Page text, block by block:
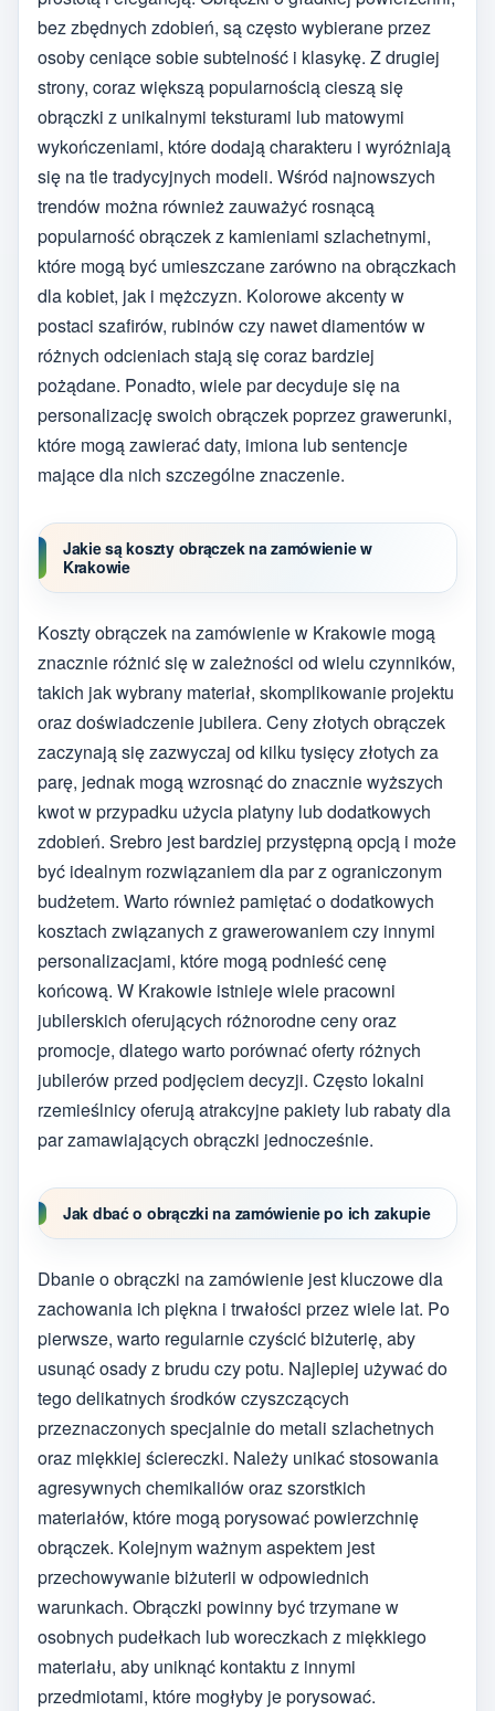
bez zbędnych zdobień, są często wybierane przez
osoby ceniące sobie subtelność i klasykę. Z drugiej
strony, coraz większą popularnością cieszą się
obrączki z unikalnymi teksturami lub matowymi
wykończeniami, które dodają charakteru i wyróżniają
się na tle tradycyjnych modeli. Wśród najnowszych
trendów można również zauważyć rosnącą
popularność obrączek z kamieniami szlachetnymi,
które mogą być umieszczane zarówno na obrączkach
dla kobiet, jak i mężczyzn. Kolorowe akcenty w
postaci szafirów, rubinów czy nawet diamentów w
różnych odcieniach stają się coraz bardziej
pożądane. Ponadto, wiele par decyduje się na
personalizację swoich obrączek poprzez grawerunki,
które mogą zawierać daty, imiona lub sentencje
mające dla nich szczególne znaczenie.
Jakie są koszty obrączek na zamówienie w
Krakowie
Koszty obrączek na zamówienie w Krakowie mogą
znacznie różnić się w zależności od wielu czynników,
takich jak wybrany materiał, skomplikowanie projektu
oraz doświadczenie jubilera. Ceny złotych obrączek
zaczynają się zazwyczaj od kilku tysięcy złotych za
parę, jednak mogą wzrosnąć do znacznie wyższych
kwot w przypadku użycia platyny lub dodatkowych
zdobień. Srebro jest bardziej przystępną opcją i może
być idealnym rozwiązaniem dla par z ograniczonym
budżetem. Warto również pamiętać o dodatkowych
kosztach związanych z grawerowaniem czy innymi
personalizacjami, które mogą podnieść cenę
końcową. W Krakowie istnieje wiele pracowni
jubilerskich oferujących różnorodne ceny oraz
promocje, dlatego warto porównać oferty różnych
jubilerów przed podjęciem decyzji. Często lokalni
rzemieślnicy oferują atrakcyjne pakiety lub rabaty dla
par zamawiających obrączki jednocześnie.
Jak dbać o obrączki na zamówienie po ich zakupie
Dbanie o obrączki na zamówienie jest kluczowe dla
zachowania ich piękna i trwałości przez wiele lat. Po
pierwsze, warto regularnie czyścić biżuterię, aby
usunąć osady z brudu czy potu. Najlepiej używać do
tego delikatnych środków czyszczących
przeznaczonych specjalnie do metali szlachetnych
oraz miękkiej ściereczki. Należy unikać stosowania
agresywnych chemikaliów oraz szorstkich
materiałów, które mogą porysować powierzchnię
obrączek. Kolejnym ważnym aspektem jest
przechowywanie biżuterii w odpowiednich
warunkach. Obrączki powinny być trzymane w
osobnych pudełkach lub woreczkach z miękkiego
materiału, aby uniknąć kontaktu z innymi
przedmiotami, które mogłyby je porysować.